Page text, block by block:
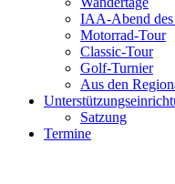
IAA-Abend
Motorrad-Tour
Classic-Tour
Golf-Turnier
Aus den
Satzung
Termine